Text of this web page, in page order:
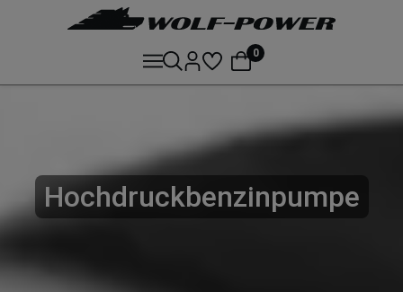
0
Hochdruckbenzinpumpe